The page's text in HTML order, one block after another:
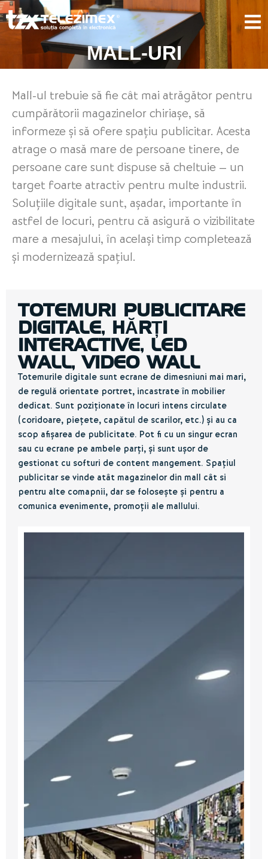
MALL-URI
Mall-ul trebuie să fie cât mai atrăgător pentru
cumpărătorii magazinelor chiriașe, să
informeze și să ofere spațiu publicitar. Acesta
atrage o masă mare de persoane tinere, de
persoane care sunt dispuse să cheltuie – un
target foarte atractiv pentru multe industrii.
Soluțiile digitale sunt, așadar, importante în
astfel de locuri, pentru că asigură o vizibilitate
mare a mesajului, în același timp completează
și modernizează spațiul.
TOTEMURI PUBLICITARE
DIGITALE, HĂRȚI
INTERACTIVE, LED
WALL, VIDEO WALL
Totemurile digitale sunt ecrane de dimesniuni mai mari,
de regulă orientate portret, incastrate în mobilier
dedicat. Sunt poziționate în locuri intens circulate
(coridoare, piețete, capătul de scarilor, etc.) și au ca
scop afișarea de publicitate. Pot fi cu un singur ecran
sau cu ecrane pe ambele parți, și sunt ușor de
gestionat cu softuri de content mangement. Spațiul
publicitar se vinde atât magazinelor din mall cât si
pentru alte comapnii, dar se folosește și pentru a
comunica evenimente, promoții ale mallului.